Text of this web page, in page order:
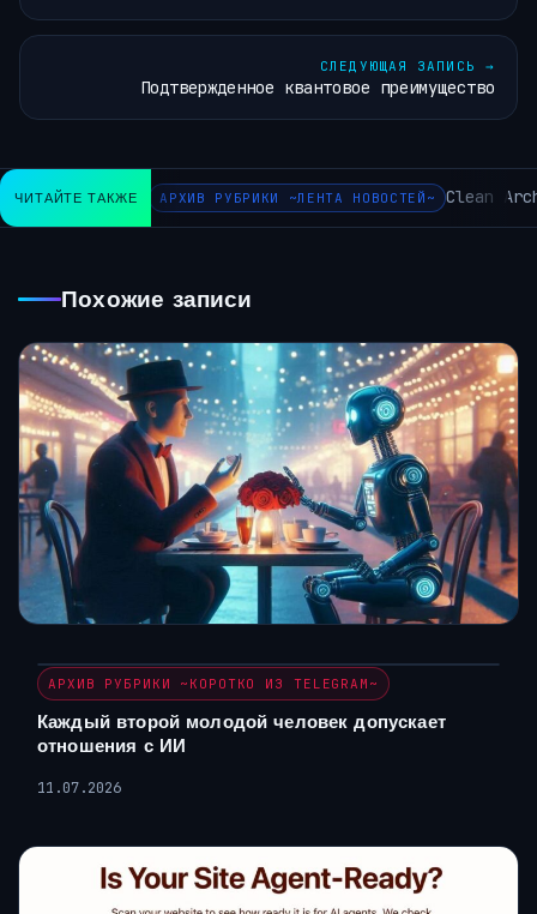
СЛЕДУЮЩАЯ ЗАПИСЬ →
Подтвержденное квантовое преимущество
ЧИТАЙТЕ ТАКЖЕ АРХИВ РУБРИКИ ~ЛЕНТА НОВОСТЕЙ~ Clean
Похожие записи
АРХИВ РУБРИКИ ~КОРОТКО ИЗ TELEGRAM~
Каждый второй молодой человек допускает
отношения с ИИ
11.07.2026